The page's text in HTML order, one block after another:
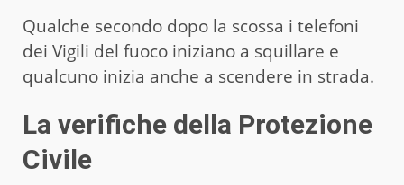
Qualche secondo dopo la scossa i telefoni
dei Vigili del fuoco iniziano a squillare e
qualcuno inizia anche a scendere in strada.
La verifiche della Protezione
Civile